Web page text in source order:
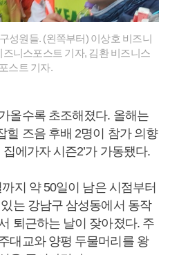
성원들. (왼쪽부터) 이상호 비즈니
니스포스트 기자, 김환 비즈니스
스트 기자.
올수록 초조해졌다. 올해는
힐 즈음 후배 2명이 참가 의향
에가자 시즌2’가 가동됐다.
지 약 50일이 남은 시점부터
는 강남구 삼성동에서 동작
퇴근하는 날이 잦아졌다. 주
대교와 양평 두물머리를 왕